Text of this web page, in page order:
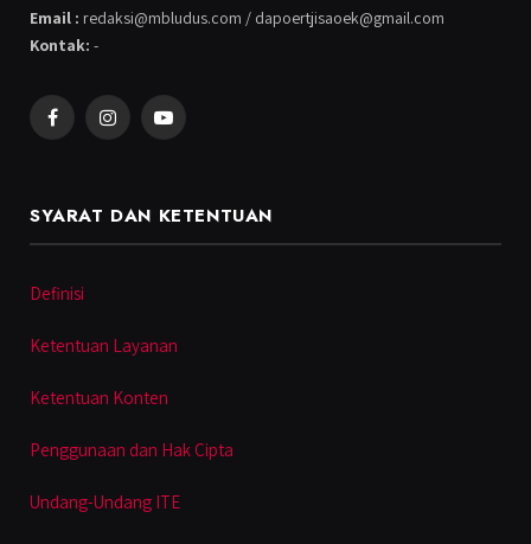
Email : redaksi@mbludus.com / dapoertjisaoek@gmail.com
Kontak: -
FacebookInstagramYouTube
SYARAT DAN KETENTUAN
Definisi
Ketentuan Layanan
Ketentuan Konten
Penggunaan dan Hak Cipta
Undang-Undang ITE